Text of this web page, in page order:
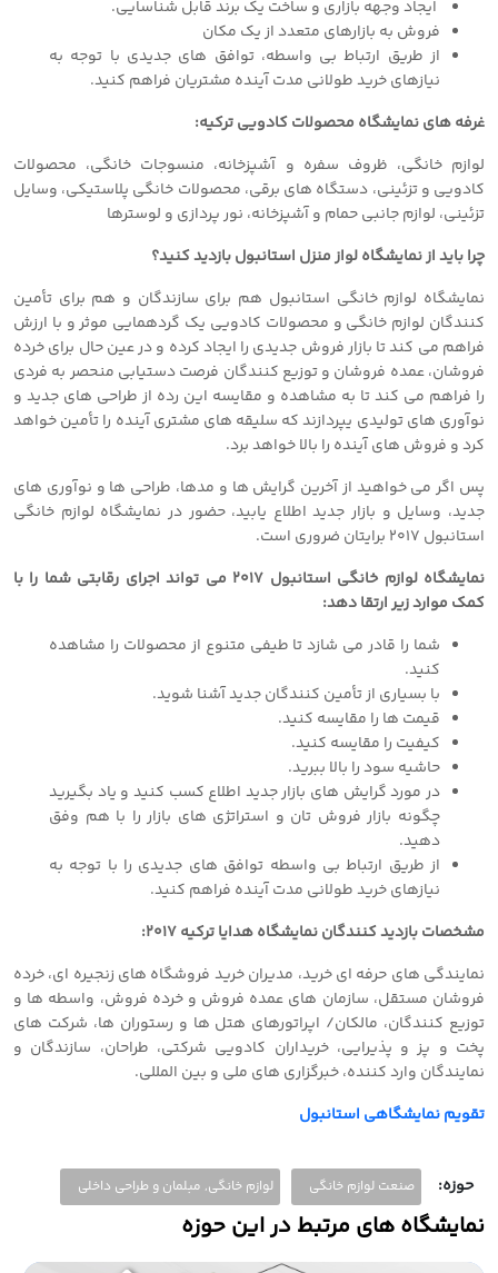
ایجاد وجهه بازاری و ساخت یک برند قابل شناسایی.
فروش به بازارهای متعدد از یک مکان
از طریق ارتباط بی واسطه، توافق های جدیدی با توجه به
نیازهای خرید طولانی مدت آینده مشتریان فراهم کنید.
غرفه های نمایشگاه محصولات کادویی ترکیه:
لوازم خانگی، ظروف سفره و آشپزخانه، منسوجات خانگی، محصولات
کادویی و تزئینی، دستگاه های برقی، محصولات خانگی پلاستیکی، وسایل
تزئینی، لوازم جانبی حمام و آشپزخانه، نور پردازی و لوسترها
چرا باید از نمایشگاه لواز منزل استانبول بازدید کنید؟
نمایشگاه لوازم خانگی استانبول هم برای سازندگان و هم برای تأمین
کنندگان لوازم خانگی و محصولات کادویی یک گردهمایی موثر و با ارزش
فراهم می کند تا بازار فروش جدیدی را ایجاد کرده و در عین حال برای خرده
فروشان، عمده فروشان و توزیع کنندگان فرصت دستیابی منحصر به فردی
را فراهم می کند تا به مشاهده و مقایسه این رده از طراحی های جدید و
نوآوری های تولیدی یپردازند که سلیقه های مشتری آینده را تأمین خواهد
کرد و فروش های آینده را بالا خواهد برد.
پس اگر می خواهید از آخرین گرایش ها و مدها، طراحی ها و نوآوری های
جدید، وسایل و بازار جدید اطلاع یابید، حضور در نمایشگاه لوازم خانگی
استانبول ٢٠١٧ برایتان ضروری است.
نمایشگاه لوازم خانگی استانبول ٢٠١٧ می تواند اجرای رقابتی شما را با
کمک موارد زیر ارتقا دهد:
شما را قادر می شازد تا طیفی متنوع از محصولات را مشاهده
کنید.
با بسیاری از تأمین کنندگان جدید آشنا شوید.
قیمت ها را مقایسه کنید.
کیفیت را مقایسه کنید.
حاشیه سود را بالا ببرید.
در مورد گرایش های بازار جدید اطلاع کسب کنید و یاد بگیرید
چگونه بازار فروش تان و استراتژی های بازار را با هم وفق
دهید.
از طریق ارتباط بی واسطه توافق های جدیدی را با توجه به
نیازهای خرید طولانی مدت آینده فراهم کنید.
مشخصات بازدید کنندگان نمایشگاه هدایا ترکیه ٢٠١٧:
نمایندگی های حرفه ای خرید، مدیران خرید فروشگاه های زنجیره ای، خرده
فروشان مستقل، سازمان های عمده فروش و خرده فروش، واسطه ها و
توزیع کنندگان، مالکان/ اپراتورهای هتل ها و رستوران ها، شرکت های
پخت و پز و پذیرایی، خریداران کادویی شرکتی، طراحان، سازندگان و
نمایندگان وارد کننده، خبرگزاری های ملی و بین المللی.
تقویم نمایشگاهی استانبول
حوزه: صنعت لوازم خانگی لوازم خانگی, مبلمان و طراحی داخلی
نمایشگاه های مرتبط در این حوزه